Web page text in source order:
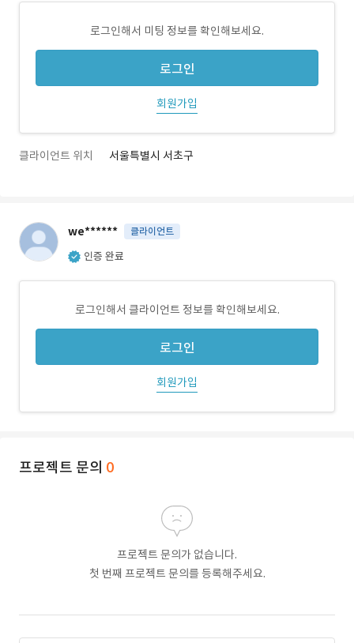
로그인해서 미팅 정보를 확인해보세요.
로그인
회원가입
클라이언트 위치 서울특별시 서초구
we****** 클라이언트
인증 완료
로그인해서 클라이언트 정보를 확인해보세요.
로그인
회원가입
프로젝트 문의 0
프로젝트 문의가 없습니다.
첫 번째 프로젝트 문의를 등록해주세요.